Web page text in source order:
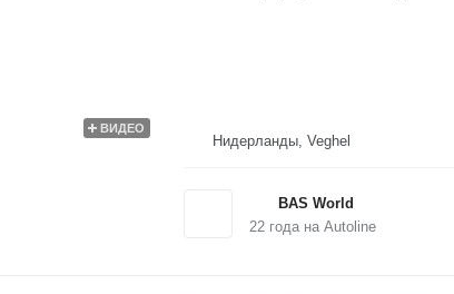
ВИДЕО
Нидерланды, Veghel
BAS World
22года на Autoline